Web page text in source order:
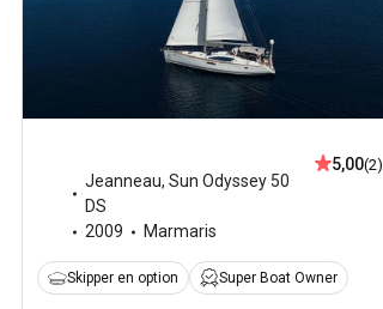
Jeanneau, Sun Odyssey 50
DS
2009
Marmaris
5,00(2)
Skipper en option Super Boat Owner